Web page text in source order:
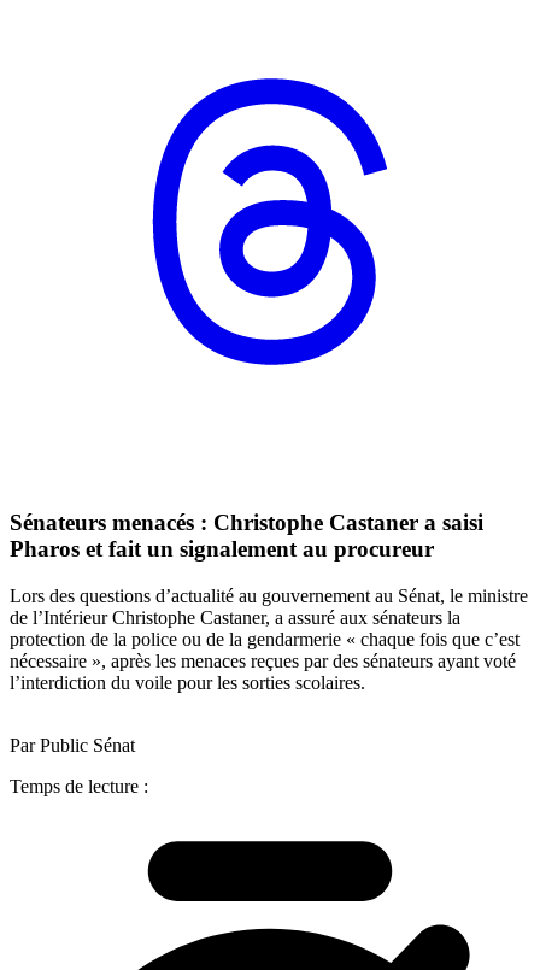
Sénateurs menacés : Christophe Castaner a saisi
Pharos et fait un signalement au procureur
Lors des questions d’actualité au gouvernement au Sénat, le ministre
de l’Intérieur Christophe Castaner, a assuré aux sénateurs la
protection de la police ou de la gendarmerie « chaque fois que c’est
nécessaire », après les menaces reçues par des sénateurs ayant voté
l’interdiction du voile pour les sorties scolaires.
Par Public Sénat
Temps de lecture :